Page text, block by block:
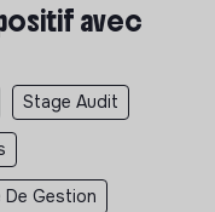
avec
Stage Audit
Gestion